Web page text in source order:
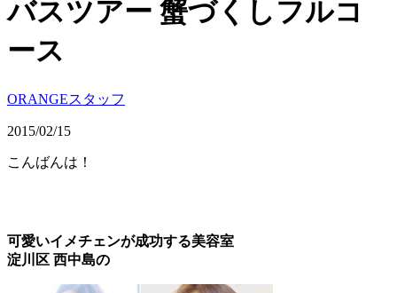
バスツアー 蟹づくしフルコ
ース
ORANGEスタッフ
2015/02/15
こんばんは！
可愛いイメチェンが成功する美容室
淀川区 西中島の